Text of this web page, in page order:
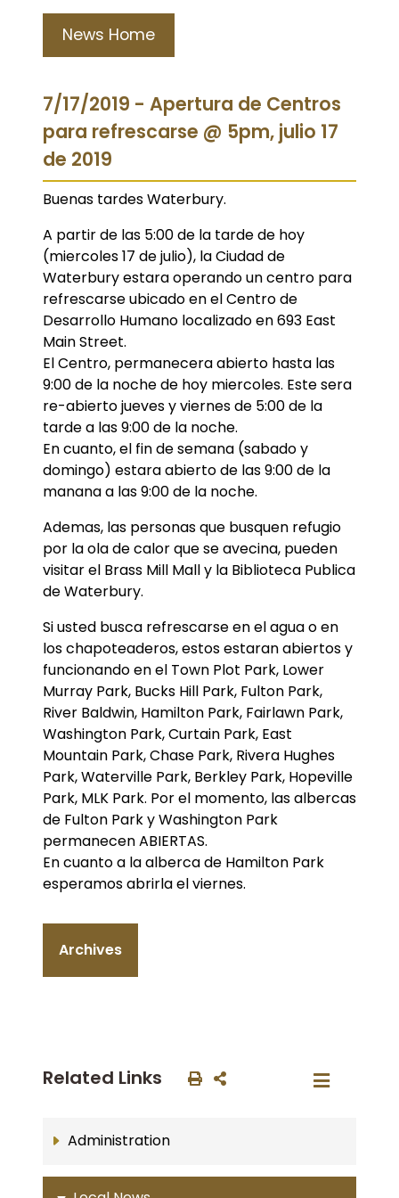
News Home
7/17/2019 - Apertura de Centros
para refrescarse @ 5pm, julio 17
de 2019
Buenas tardes Waterbury.
A partir de las 5:00 de la tarde de hoy
(miercoles 17 de julio), la Ciudad de
Waterbury estara operando un centro para
refrescarse ubicado en el Centro de
Desarrollo Humano localizado en 693 East
Main Street.
El Centro, permanecera abierto hasta las
9:00 de la noche de hoy miercoles. Este sera
re-abierto jueves y viernes de 5:00 de la
tarde a las 9:00 de la noche.
En cuanto, el fin de semana (sabado y
domingo) estara abierto de las 9:00 de la
manana a las 9:00 de la noche.
Ademas, las personas que busquen refugio
por la ola de calor que se avecina, pueden
visitar el Brass Mill Mall y la Biblioteca Publica
de Waterbury.
Si usted busca refrescarse en el agua o en
los chapoteaderos, estos estaran abiertos y
funcionando en el Town Plot Park, Lower
Murray Park, Bucks Hill Park, Fulton Park,
River Baldwin, Hamilton Park, Fairlawn Park,
Washington Park, Curtain Park, East
Mountain Park, Chase Park, Rivera Hughes
Park, Waterville Park, Berkley Park, Hopeville
Park, MLK Park. Por el momento, las albercas
de Fulton Park y Washington Park
permanecen ABIERTAS.
En cuanto a la alberca de Hamilton Park
esperamos abrirla el viernes.
Archives
Related Links
Administration